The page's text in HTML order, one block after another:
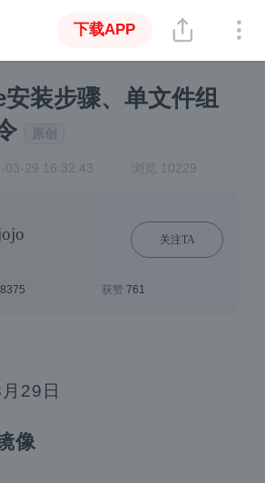
下载APP
装步骤、单文件组
原创
03-29 16:32:43 浏览 10229
关注TA
8375 获赞 761
29日
像